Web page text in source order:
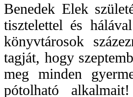
Benedek Elek
tisztelettel és
könyvtárosok
tagját, hogy
meg minden
pótolható